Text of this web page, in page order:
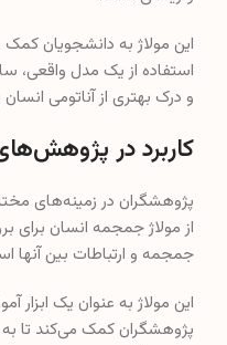
این مولاژ به دانشجویان
استفاده از یک مدل واقعی،
و درک بهتری از آناتومی انسان
کاربرد در
پژوهشگران در زمینه‌های
از مولاژ جمجمه انسان
جمجمه و ارتباطات بین آنها
این مولاژ به عنوان یک ابزار
پژوهشگران کمک می‌کند تا به